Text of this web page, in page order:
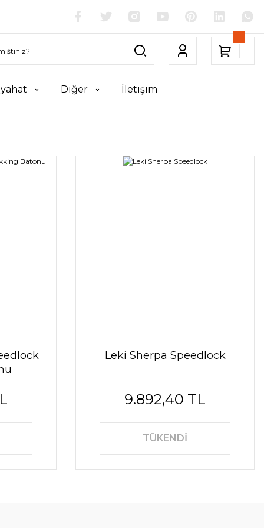
Diğer İletişim
Leki Sherpa Speedlock
9.892,40 TL
TÜKENDİ